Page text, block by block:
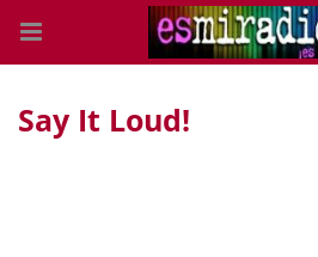
Say It Loud!